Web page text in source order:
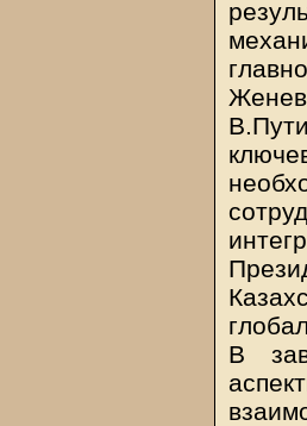
В